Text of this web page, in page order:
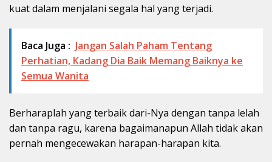
kuat dalam menjalani segala hal yang terjadi.
Baca Juga : Jangan Salah Paham Tentang
Perhatian, Kadang Dia Baik Memang Baiknya ke
Semua Wanita
Berharaplah yang terbaik dari-Nya dengan tanpa lelah
dan tanpa ragu, karena bagaimanapun Allah tidak akan
pernah mengecewakan harapan-harapan kita.